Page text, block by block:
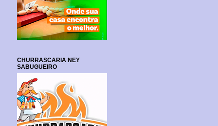
CHURRASCARIA NEY
SABUGUEIRO